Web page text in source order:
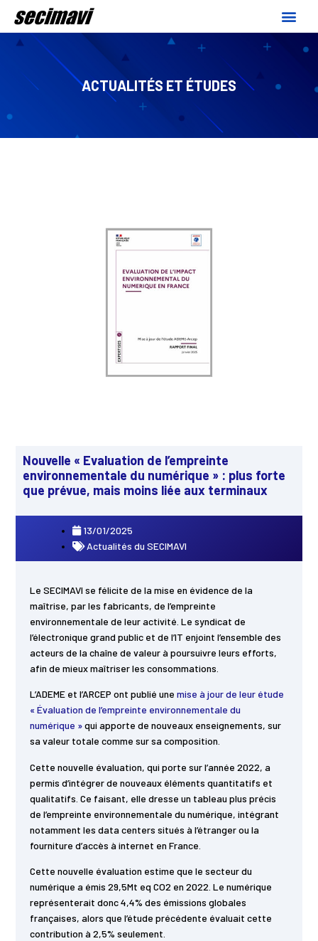
ACTUALITÉS ET ÉTUDES
Nouvelle « Evaluation de l’empreinte
environnementale du numérique » : plus forte
que prévue, mais moins liée aux terminaux
13/01/2025
Actualités du SECIMAVI
Le SECIMAVI se félicite de la mise en évidence de la
maîtrise, par les fabricants, de l’empreinte
environnementale de leur activité. Le syndicat de
l’électronique grand public et de l’IT enjoint l’ensemble des
acteurs de la chaîne de valeur à poursuivre leurs efforts,
afin de mieux maîtriser les consommations.
L’ADEME et l’ARCEP ont publié une mise à jour de leur étude
« Évaluation de l’empreinte environnementale du
numérique »qui apporte de nouveaux enseignements, sur
sa valeur totale comme sur sa composition.
Cette nouvelle évaluation, qui porte sur l’année 2022, a
permis d’intégrer de nouveaux éléments quantitatifs et
qualitatifs. Ce faisant, elle dresse un tableau plus précis
de l’empreinte environnementale du numérique, intégrant
notamment les data centers situés à l’étranger ou la
fourniture d’accès à internet en France.
Cette nouvelle évaluation estime que le secteur du
numérique a émis 29,5Mt eq CO2 en 2022. Le numérique
représenterait donc 4,4% des émissions globales
françaises, alors que l’étude précédente évaluait cette
contribution à 2,5% seulement.